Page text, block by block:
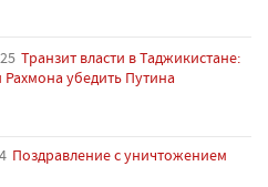
Транзит власти в Таджикистане:
убедить Путина
Поздравление с уничтожением